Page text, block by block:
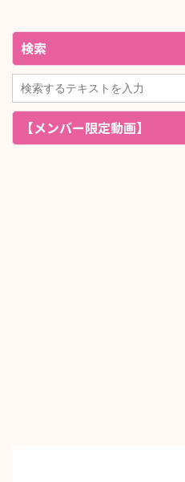
検索
【メンバー限定動画】